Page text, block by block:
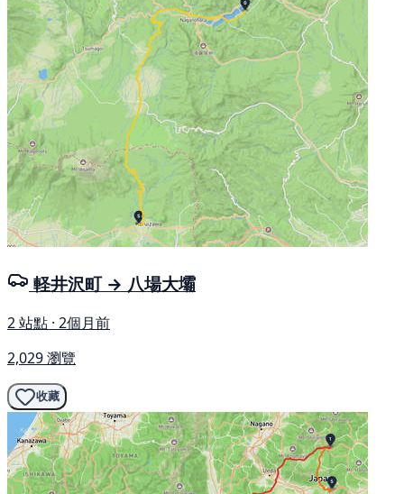
軽井沢町 → 八場大壩
2 站點 · 2個月前
2,029 瀏覽
收藏